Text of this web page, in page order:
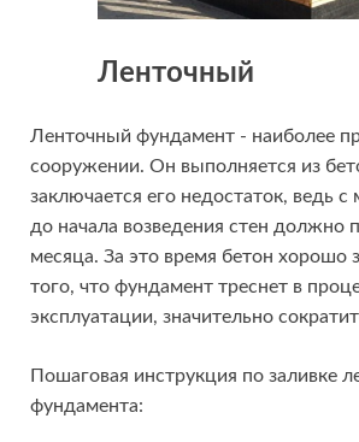
Ленточный
Ленточный фундамент - наиболее
сооружении. Он выполняется из
заключается его недостаток, ведь с
до начала возведения стен должно
месяца. За это время бетон хорошо
того, что фундамент треснет в
эксплуатации, значительно
Пошаговая инструкция по заливке
фундамента: